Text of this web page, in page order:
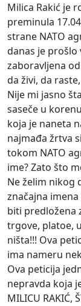
Milica Rakić je
preminula
strane NATO
danas je prošlo
zaboravljena
da živi, da
Nije mi jasno
saseče u
koja je naneta
najmađa žrtva
tokom NATO
ime? Zato što
Ne želim nikog
značajna
biti predložena
trgove, platoe,
ništa!!! Ova
ima nameru
Ova peticija
nepravda koja
MILICU RAKIĆ,